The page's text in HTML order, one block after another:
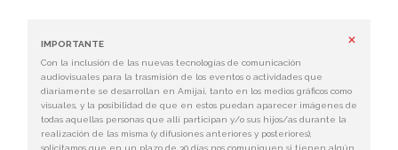
IMPORTANTE
Con la inclusión de las nuevas tecnologías de comunicación
audiovisuales para la trasmisión de los eventos o actividades que
diariamente se desarrollan en Amijai, tanto en los medios gráficos como
visuales, y la posibilidad de que en estos puedan aparecer imágenes de
todas aquellas personas que allí participan y/o sus hijos/as durante la
realización de las misma (y difusiones anteriores y posteriores),
solicitamos que en un plazo de 30 días nos comuniquen si tienen algún
×